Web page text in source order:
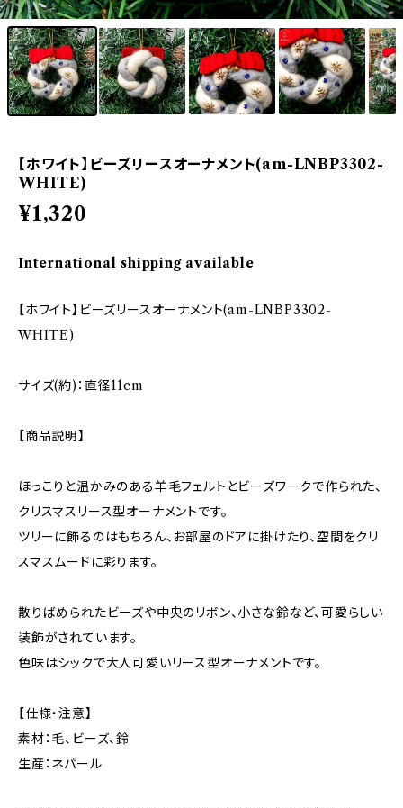
【ホワイト】ビーズリースオーナメント(am-LNBP3302-
WHITE)
¥1,320
International shipping available
【ホワイト】ビーズリースオーナメント(am-LNBP3302-
WHITE)
サイズ(約)：直径11cm
【商品説明】
ほっこりと温かみのある羊毛フェルトとビーズワークで作られた、
クリスマスリース型オーナメントです。
ツリーに飾るのはもちろん、お部屋のドアに掛けたり、空間をクリ
スマスムードに彩ります。
散りばめられたビーズや中央のリボン、小さな鈴など、可愛らしい
装飾がされています。
色味はシックで大人可愛いリース型オーナメントです。
【仕様・注意】
素材：毛、ビーズ、鈴
生産：ネパール